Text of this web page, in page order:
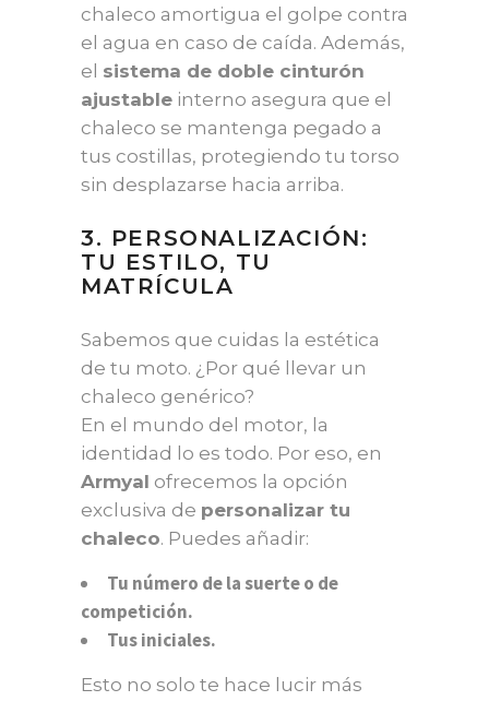
chaleco amortigua el golpe contra
el agua en caso de caída. Además,
el sistema de doble cinturón
ajustable interno asegura que el
chaleco se mantenga pegado a
tus costillas, protegiendo tu torso
sin desplazarse hacia arriba.
3. PERSONALIZACIÓN:
TU ESTILO, TU
MATRÍCULA
Sabemos que cuidas la estética
de tu moto. ¿Por qué llevar un
chaleco genérico?
En el mundo del motor, la
identidad lo es todo. Por eso, en
Armyal ofrecemos la opción
exclusiva de personalizar tu
chaleco. Puedes añadir:
Tu número de la suerte o de
competición.
Tus iniciales.
Esto no solo te hace lucir más